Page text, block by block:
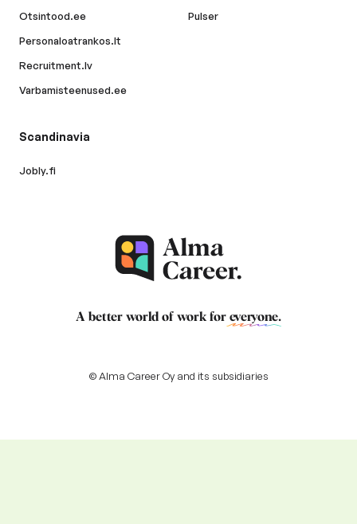
Otsintood.ee
Personaloatrankos.lt
Recruitment.lv
Varbamisteenused.ee
Pulser
Scandinavia
Jobly.fi
A better world of work for everyone.
© Alma Career Oy and its subsidiaries